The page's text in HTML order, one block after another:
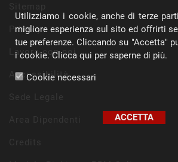
Privacy
Lavora con noi
Accessibilità
Utilizziamo i cookie, anche di terze
migliore esperienza sul sito ed offrirti
tue preferenze. Cliccando su "Accetta"
i cookie. Clicca qui per saperne di più.
Cookie necessari
ACCETTA